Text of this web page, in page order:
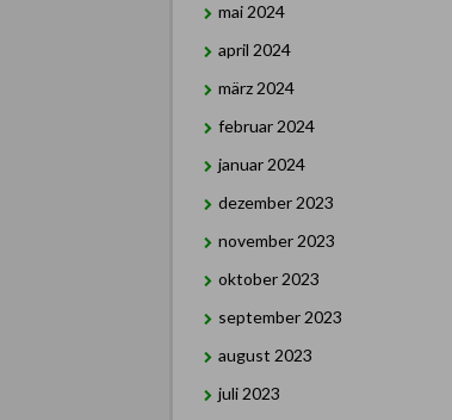
mai 2024
april 2024
märz 2024
februar 2024
januar 2024
dezember 2023
november 2023
oktober 2023
september 2023
august 2023
juli 2023